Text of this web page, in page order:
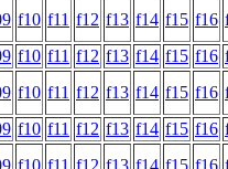
f10 f11 f12 f13 f14 f15 f16
f10 f11 f12 f13 f14 f15 f16
f10 f11 f12 f13 f14 f15 f16
f10 f11 f12 f13 f14 f15 f16